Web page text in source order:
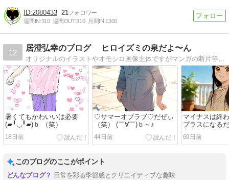
2080433 21
週間IN:310 週間OUT:310 月間IN:1300
12
居澄弘幸のブログ ヒロイズミの泉だよ〜ん
暑くてもかわいいは必要
(▰╹◡╹▰)ｂ （笑）
18日前
♡サマーオブラブ♡だぜぃ
（笑） (￣∀￣)ｂ～♪
44日前
マイナスは終
プラスになる
♪(￣∀￣)ｂ
69日前
このブログのここがポイント
日常を彩る季節感とクリエイティブな趣味